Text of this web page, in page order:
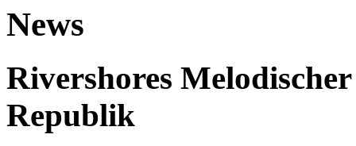
News
Rivershores
Republik